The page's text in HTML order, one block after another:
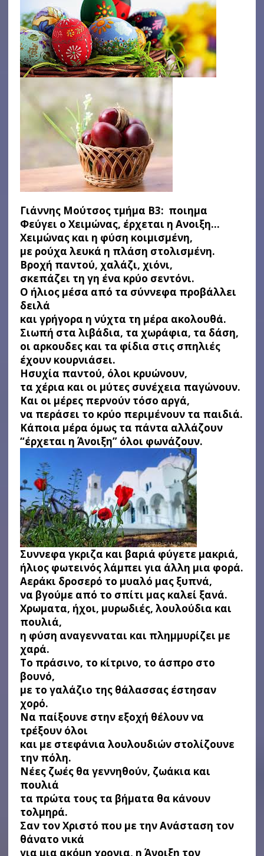
Γιάννης Μούτσος τμήμα B3: ποιημα
Φεύγει ο Χειμώνας, έρχεται η Ανοιξη…
Χειμώνας και η φύση κοιμισμένη,
με ρούχα λευκά η πλάση στολισμένη.
Βροχή παντού, χαλάζι, χιόνι,
σκεπάζει τη γη ένα κρύο σεντόνι.
Ο ήλιος μέσα από τα σύννεφα προβάλλει
δειλά
και γρήγορα η νύχτα τη μέρα ακολουθά.
Σιωπή στα λιβάδια, τα χωράφια, τα δάση,
οι αρκουδες και τα φίδια στις σπηλιές
έχουν κουρνιάσει.
Ησυχία παντού, όλοι κρυώνουν,
τα χέρια και οι μύτες συνέχεια παγώνουν.
Και οι μέρες περνούν τόσο αργά,
να περάσει το κρύο περιμένουν τα παιδιά.
Κάποια μέρα όμως τα πάντα αλλάζουν
“έρχεται η Άνοιξη” όλοι φωνάζουν.
Συννεφα γκριζα και βαριά φύγετε μακριά,
ήλιος φωτεινός λάμπει για άλλη μια φορά.
Αεράκι δροσερό το μυαλό μας ξυπνά,
να βγούμε από το σπίτι μας καλεί ξανά.
Χρωματα, ήχοι, μυρωδιές, λουλούδια και
πουλιά,
η φύση αναγενναται και πλημμυρίζει με
χαρά.
Το πράσινο, το κίτρινο, το άσπρο στο
βουνό,
με το γαλάζιο της θάλασσας έστησαν
χορό.
Να παίξουνε στην εξοχή θέλουν να
τρέξουν όλοι
και με στεφάνια λουλουδιών στολίζουνε
την πόλη.
Νέες ζωές θα γεννηθούν, ζωάκια και
πουλιά
τα πρώτα τους τα βήματα θα κάνουν
τολμηρά.
Σαν τον Χριστό που με την Ανάσταση τον
θάνατο νικά
για μια ακόμη χρονια, η Άνοιξη τον